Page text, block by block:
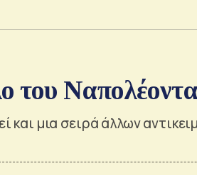
του Ναπολέοντα
μια σειρά άλλων